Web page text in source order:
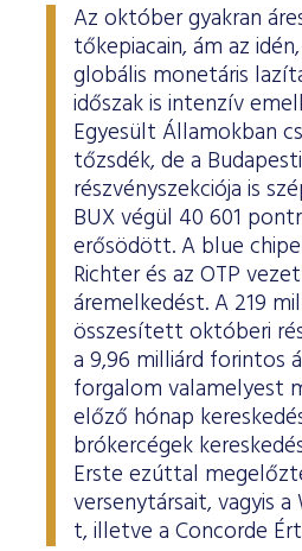
Az október gyakran
tőkepiacain, ám az
globális monetáris
időszak is intenzív
Egyesült Államokban
tőzsdék, de a
részvényszekciója is
BUX végül 40 601
erősödött. A blue
Richter és az OTP
áremelkedést. A 219
összesített októberi
a 9,96 milliárd forintos
forgalom valamelyest
előző hónap
brókercégek
Erste ezúttal
versenytársait, vagyis
t, illetve a Concorde